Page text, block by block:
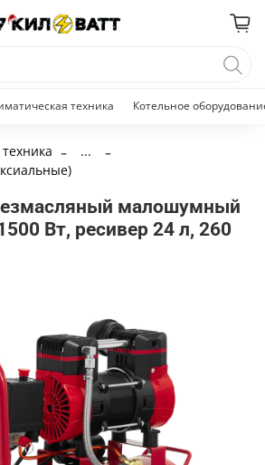
техника Котельное
...
малошумный
Вт, ресивер 24 л, 260